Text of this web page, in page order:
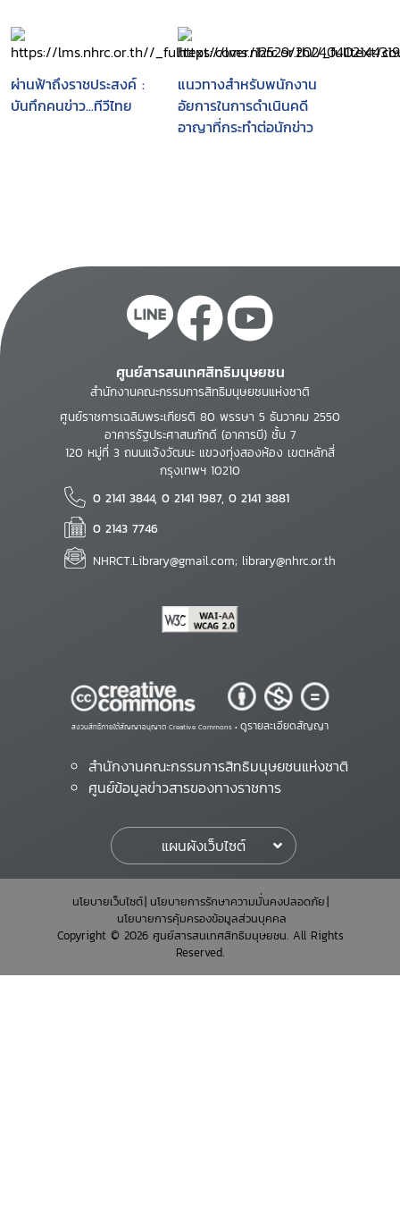
ผ่านฟ้าถึงราชประสงค์ :
บันทึกคนข่าว...ทีวีไทย
แนวทางสำหรับพนักงาน
อัยการในการดำเนินคดี
อาญาที่กระทำต่อนักข่าว
ศูนย์สารสนเทศสิทธิมนุษยชน
สำนักงานคณะกรรมการสิทธิมนุษยชนแห่งชาติ
ศูนย์ราชการเฉลิมพระเกียรติ 80 พรรษา 5 ธันวาคม 2550
อาคารรัฐประศาสนภักดี (อาคารบี) ชั้น 7
120 หมู่ที่ 3 ถนนแจ้งวัฒนะ แขวงทุ่งสองห้อง เขตหลักสี่
กรุงเทพฯ 10210
0 2141 3844, 0 2141 1987, 0 2141 3881
0 2143 7746
NHRCT.Library@gmail.com; library@nhrc.or.th
สงวนสิทธิ์ภายใต้สัญญาอนุญาต Creative Commons • ดูรายละเอียดสัญญา
สำนักงานคณะกรรมการสิทธิมนุษยชนแห่งชาติ
ศูนย์ข้อมูลข่าวสารของทางราชการ
แผนผังเว็บไซต์
นโยบายเว็บไซต์ นโยบายการรักษาความมั่นคงปลอดภัย
นโยบายการคุ้มครองข้อมูลส่วนบุคคล
Copyright © 2026 ศูนย์สารสนเทศสิทธิมนุษยชน. All Rights
Reserved.